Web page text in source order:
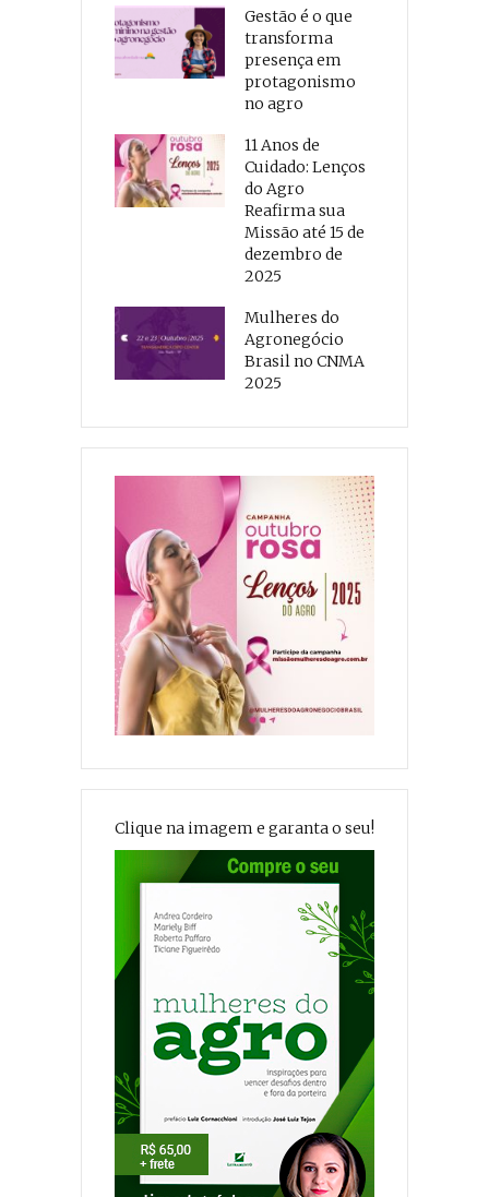
Gestão é o que
transforma
presença em
protagonismo
no agro
11 Anos de
Cuidado: Lenços
do Agro
Reafirma sua
Missão até 15 de
dezembro de
2025
Mulheres do
Agronegócio
Brasil no CNMA
2025
Clique na imagem e garanta o seu!